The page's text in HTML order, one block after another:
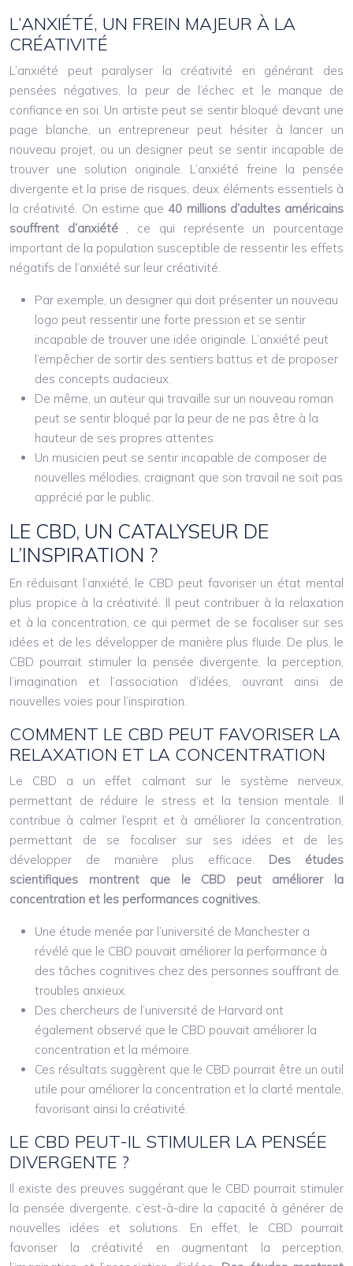
L’ANXIÉTÉ, UN FREIN MAJEUR À LA
CRÉATIVITÉ
L’anxiété peut paralyser la créativité en générant des
pensées négatives, la peur de l’échec et le manque de
confiance en soi. Un artiste peut se sentir bloqué devant une
page blanche, un entrepreneur peut hésiter à lancer un
nouveau projet, ou un designer peut se sentir incapable de
trouver une solution originale. L’anxiété freine la pensée
divergente et la prise de risques, deux éléments essentiels à
la créativité. On estime que 40 millions d’adultes américains
souffrent d’anxiété , ce qui représente un pourcentage
important de la population susceptible de ressentir les effets
négatifs de l’anxiété sur leur créativité.
Par exemple, un designer qui doit présenter un nouveau
logo peut ressentir une forte pression et se sentir
incapable de trouver une idée originale. L’anxiété peut
l’empêcher de sortir des sentiers battus et de proposer
des concepts audacieux.
De même, un auteur qui travaille sur un nouveau roman
peut se sentir bloqué par la peur de ne pas être à la
hauteur de ses propres attentes.
Un musicien peut se sentir incapable de composer de
nouvelles mélodies, craignant que son travail ne soit pas
apprécié par le public.
LE CBD, UN CATALYSEUR DE
L’INSPIRATION ?
En réduisant l’anxiété, le CBD peut favoriser un état mental
plus propice à la créativité. Il peut contribuer à la relaxation
et à la concentration, ce qui permet de se focaliser sur ses
idées et de les développer de manière plus fluide. De plus, le
CBD pourrait stimuler la pensée divergente, la perception,
l’imagination et l’association d’idées, ouvrant ainsi de
nouvelles voies pour l’inspiration.
COMMENT LE CBD PEUT FAVORISER LA
RELAXATION ET LA CONCENTRATION
Le CBD a un effet calmant sur le système nerveux,
permettant de réduire le stress et la tension mentale. Il
contribue à calmer l’esprit et à améliorer la concentration,
permettant de se focaliser sur ses idées et de les
développer de manière plus efficace. Des études
scientifiques montrent que le CBD peut améliorer la
concentration et les performances cognitives.
Une étude menée par l’université de Manchester a
révélé que le CBD pouvait améliorer la performance à
des tâches cognitives chez des personnes souffrant de
troubles anxieux.
Des chercheurs de l’université de Harvard ont
également observé que le CBD pouvait améliorer la
concentration et la mémoire.
Ces résultats suggèrent que le CBD pourrait être un outil
utile pour améliorer la concentration et la clarté mentale,
favorisant ainsi la créativité.
LE CBD PEUT-IL STIMULER LA PENSÉE
DIVERGENTE ?
Il existe des preuves suggérant que le CBD pourrait stimuler
la pensée divergente, c’est-à-dire la capacité à générer de
nouvelles idées et solutions. En effet, le CBD pourrait
favoriser la créativité en augmentant la perception,